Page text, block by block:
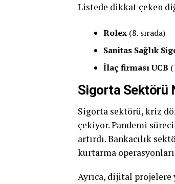
Listede dikkat çeken
Rolex (8. sırada)
Sanitas Sağlık
İlaç firması UCB
Sigorta Sektörü
Sigorta sektörü, kriz
çekiyor. Pandemi
artırdı. Bankacılık
kurtarma
Ayrıca, dijital projelere